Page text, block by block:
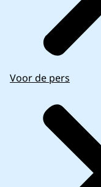
Voor de pers